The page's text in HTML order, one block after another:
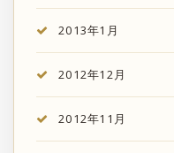
2013年1月
2012年12月
2012年11月